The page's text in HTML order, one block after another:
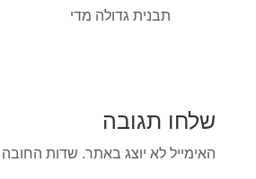
תבנית גדולה מדי
שלחו תגובה
האימייל לא יוצג באתר. שדות החובה